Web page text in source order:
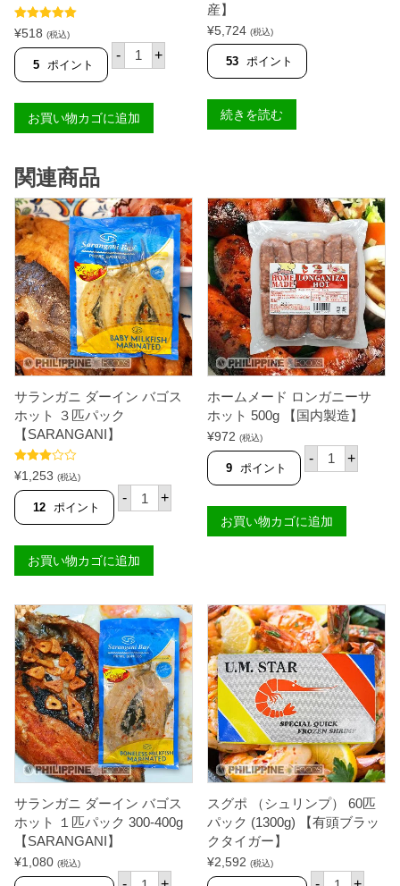
5段階中5.00
の評価
¥518 (税込)
5 ポイント
- バ
ゴ
0
0
-
ラ
ム
１
匹
【
台
湾
産
】
個
+
お買い物カゴに追加
産】
¥5,724 (税込)
53 ポイント
続きを読む
関連商品
サランガニ ダーイン バゴス
ホット ３匹パック
【SARANGANI】
5段階中
3.50の
評価
¥1,253 (税込)
12 ポイント
- サ
ラ
ニ
ダ
ー
ン
バ
ゴ
ス
ホ
ッ
ト
３
匹
パ
ッ
ク
【
A
R
A
+
お買い物カゴに追加
ホームメード ロンガニーサ
ホット 500g 【国内製造】
¥972 (税込)
9 ポイント
- ホ
ー
ー
ド
ロ
サ
ホ
ッ
ト
5
0
0
g
【
国
内
製
造
】
個
+
お買い物カゴに追加
サランガニ ダーイン バゴス
ホット １匹パック 300-400g
【SARANGANI】
¥1,080 (税込)
サ
スグポ （シュリンプ） 60匹
パック (1300g) 【有頭ブラッ
クタイガー】
¥2,592 (税込)
ス